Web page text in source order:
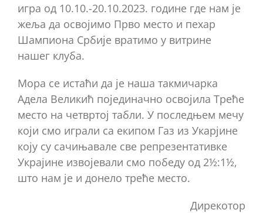
игра од 10.10.-20.10.2023. године где нам је
жеља да освојимо Прво место и пехар
Шампиона Србије вратимо у витрине
нашег клуба.
Мора се истаћи да је наша такмичарка
Адела Великић појединачно освојила Треће
место на четвртој табли. У последњем мечу
који смо играли са екипом Газ из Укарјине
коју су сачињавале све репрезентативке
Украјине извојевали смо победу од 2½:1½,
што нам је и донело треће место.
Дирекотор